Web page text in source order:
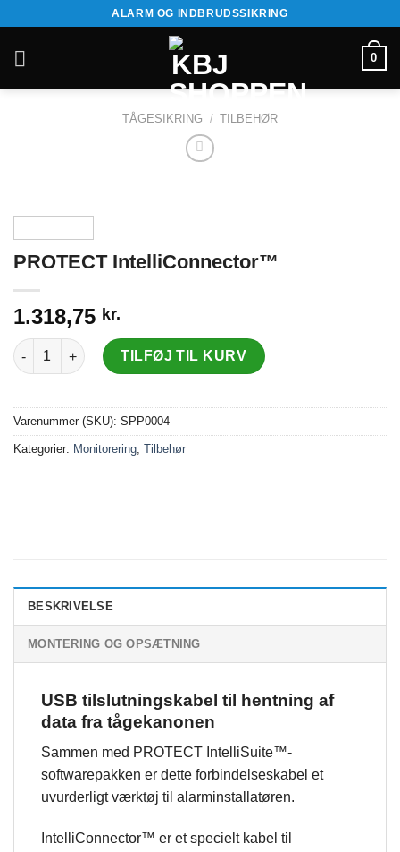
indhold
ALARM OG INDBRUDSSIKRING
0
TÅGESIKRING / TILBEHØR
PROTECT IntelliConnector™
1.318,75 kr.
PROTECT IntelliConnector™ antal
TILFØJ TIL KURV
Varenummer (SKU): SPP0004
Kategorier: Monitorering Tilbehør
BESKRIVELSE
MONTERING OG OPSÆTNING
USB tilslutningskabel til hentning af
data fra tågekanonen
Sammen med PROTECT IntelliSuite™-
softwarepakken er dette forbindelseskabel et
uvurderligt værktøj til alarminstallatøren.
IntelliConnector™ er et specielt kabel til